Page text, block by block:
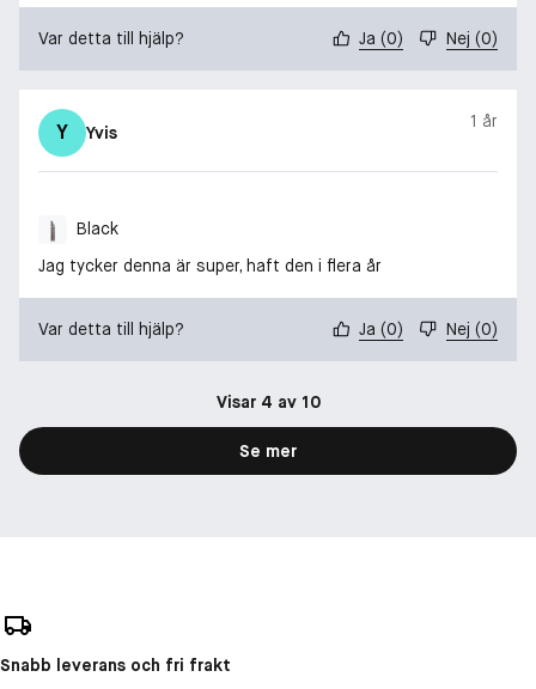
Var detta till hjälp? Ja (0) Nej (0)
Y Yvis
1 år
Black
Jag tycker denna är super, haft den i flera år
Var detta till hjälp? Ja (0) Nej (0)
Visar 4 av 10
Se mer
Snabb leverans och fri frakt